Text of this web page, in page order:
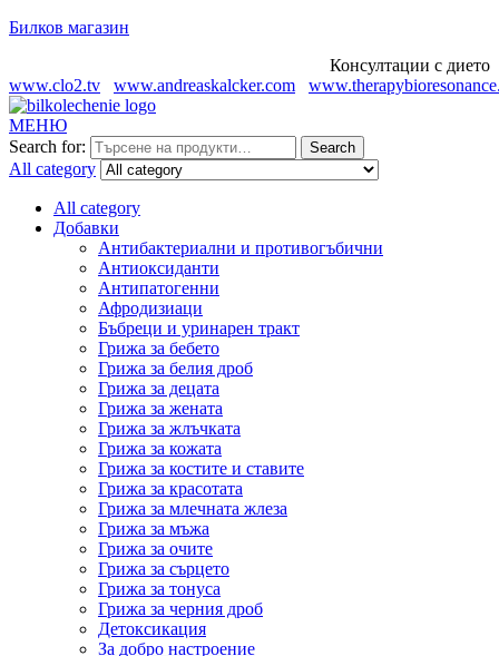
Билков магазин
Консултации с
www.clo2.tv
www.andreaskalcker.com
МЕНЮ
Search for:
Search
All category
All category
Добавки
Антибактериални и противогъбични
Антиоксиданти
Антипатогенни
Афродизиаци
Бъбреци и уринарен тракт
Грижа за бебето
Грижа за белия дроб
Грижа за децата
Грижа за жената
Грижа за жлъчката
Грижа за кожата
Грижа за костите и ставите
Грижа за красотата
Грижа за млечната жлеза
Грижа за мъжа
Грижа за очите
Грижа за сърцето
Грижа за тонуса
Грижа за черния дроб
Детоксикация
За добро настроение